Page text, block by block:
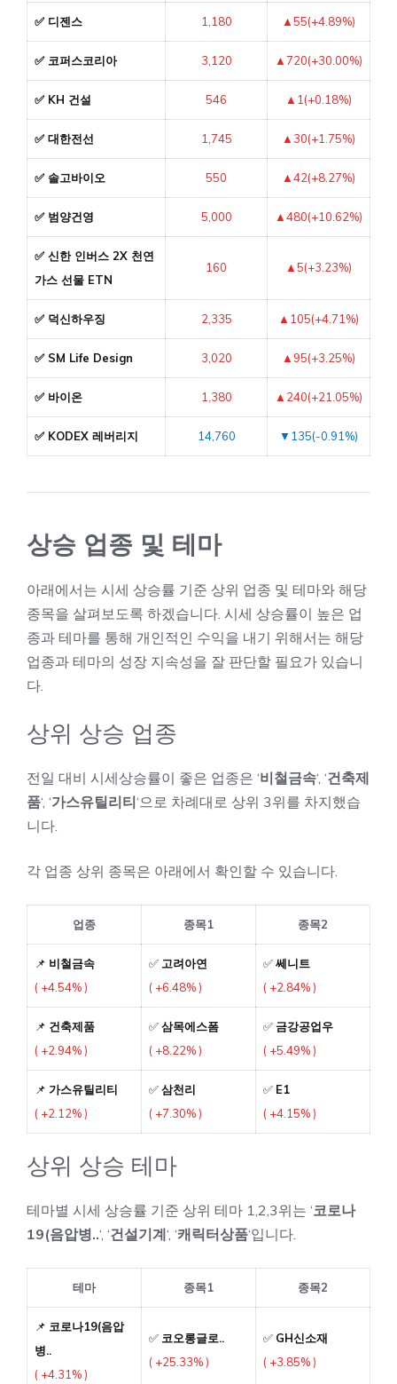
✅ 디젠스 1,180 ▲55(+4.89%)
✅ 코퍼스코리아 3,120 ▲720(+30.00%)
✅ KH 건설 546 ▲1(+0.18%)
✅ 대한전선 1,745 ▲30(+1.75%)
✅ 솔고바이오 550 ▲42(+8.27%)
✅ 범양건영 5,000 ▲480(+10.62%)
✅ 신한 인버스 2X 천연
가스 선물 ETN
160 ▲5(+3.23%)
✅ 덕신하우징 2,335 ▲105(+4.71%)
✅ SM Life Design 3,020 ▲95(+3.25%)
✅ 바이온 1,380 ▲240(+21.05%)
✅ KODEX 레버리지 14,760 ▼135(-0.91%)
상승 업종 및 테마
아래에서는 시세 상승률 기준 상위 업종 및 테마와 해당
종목을 살펴보도록 하겠습니다. 시세 상승률이 높은 업
종과 테마를 통해 개인적인 수익을 내기 위해서는 해당
업종과 테마의 성장 지속성을 잘 판단할 필요가 있습니
다.
상위 상승 업종
전일 대비 시세상승률이 좋은 업종은 ‘비철금속‘, ‘건축제
품‘, ‘가스유틸리티‘으로 차례대로 상위 3위를 차지했습
니다.
각 업종 상위 종목은 아래에서 확인할 수 있습니다.
업종 종목1 종목2
📌 비철금속
( +4.54% )
✅ 고려아연
( +6.48% )
✅쎄니트
( +2.84% )
📌 건축제품
( +2.94% )
✅삼목에스폼
( +8.22% )
✅ 금강공업우
( +5.49% )
📌 가스유틸리티
( +2.12% )
✅삼천리
( +7.30% )
✅ E1
( +4.15% )
상위 상승 테마
테마별 시세 상승률 기준 상위 테마 1,2,3위는 ‘코로나
19(음압병..‘, ‘건설기계‘, ‘캐릭터상품‘입니다.
테마 종목1 종목2
📌 코로나19(음압
병..
( +4.31% )
✅ 코오롱글로..
( +25.33% )
✅ GH신소재
( +3.85% )